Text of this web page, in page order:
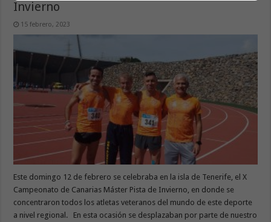
Invierno
15 febrero, 2023
Este domingo 12 de febrero se celebraba en la isla de Tenerife, el X
Campeonato de Canarias Máster Pista de Invierno, en donde se
concentraron todos los atletas veteranos del mundo de este deporte
a nivel regional. En esta ocasión se desplazaban por parte de nuestro